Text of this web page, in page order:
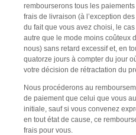
rembourserons tous les
frais de livraison (à l’exception
du fait que vous avez choisi, le
autre que le mode moins coûteux
nous) sans retard excessif et, en
quatorze jours à compter du jour
votre décision de rétractation du
Nous procéderons au
de paiement que celui que vous
initiale, sauf si vous convenez
en tout état de cause, ce
frais pour vous.